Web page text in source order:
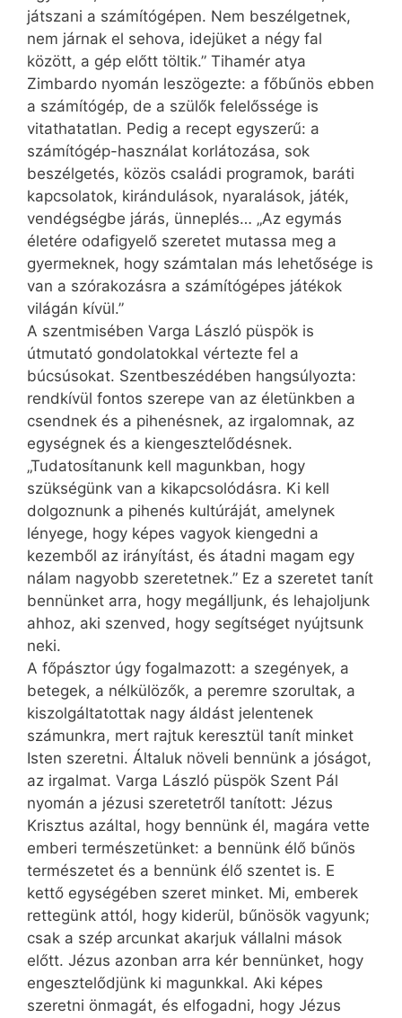
játszani a számítógépen. Nem beszélgetnek,
nem járnak el sehova, idejüket a négy fal
között, a gép előtt töltik.” Tihamér atya
Zimbardo nyomán leszögezte: a főbűnös ebben
a számítógép, de a szülők felelőssége is
vitathatatlan. Pedig a recept egyszerű: a
számítógép-használat korlátozása, sok
beszélgetés, közös családi programok, baráti
kapcsolatok, kirándulások, nyaralások, játék,
vendégségbe járás, ünneplés… „Az egymás
életére odafigyelő szeretet mutassa meg a
gyermeknek, hogy számtalan más lehetősége is
van a szórakozásra a számítógépes játékok
világán kívül.”
A szentmisében Varga László püspök is
útmutató gondolatokkal vértezte fel a
búcsúsokat. Szentbeszédében hangsúlyozta:
rendkívül fontos szerepe van az életünkben a
csendnek és a pihenésnek, az irgalomnak, az
egységnek és a kiengesztelődésnek.
„Tudatosítanunk kell magunkban, hogy
szükségünk van a kikapcsolódásra. Ki kell
dolgoznunk a pihenés kultúráját, amelynek
lényege, hogy képes vagyok kiengedni a
kezemből az irányítást, és átadni magam egy
nálam nagyobb szeretetnek.” Ez a szeretet tanít
bennünket arra, hogy megálljunk, és lehajoljunk
ahhoz, aki szenved, hogy segítséget nyújtsunk
neki.
A főpásztor úgy fogalmazott: a szegények, a
betegek, a nélkülözők, a peremre szorultak, a
kiszolgáltatottak nagy áldást jelentenek
számunkra, mert rajtuk keresztül tanít minket
Isten szeretni. Általuk növeli bennünk a jóságot,
az irgalmat. Varga László püspök Szent Pál
nyomán a jézusi szeretetről tanított: Jézus
Krisztus azáltal, hogy bennünk él, magára vette
emberi természetünket: a bennünk élő bűnös
természetet és a bennünk élő szentet is. E
kettő egységében szeret minket. Mi, emberek
rettegünk attól, hogy kiderül, bűnösök vagyunk;
csak a szép arcunkat akarjuk vállalni mások
előtt. Jézus azonban arra kér bennünket, hogy
engesztelődjünk ki magunkkal. Aki képes
szeretni önmagát, és elfogadni, hogy Jézus